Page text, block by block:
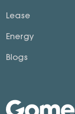
Lease
Energy
Blogs